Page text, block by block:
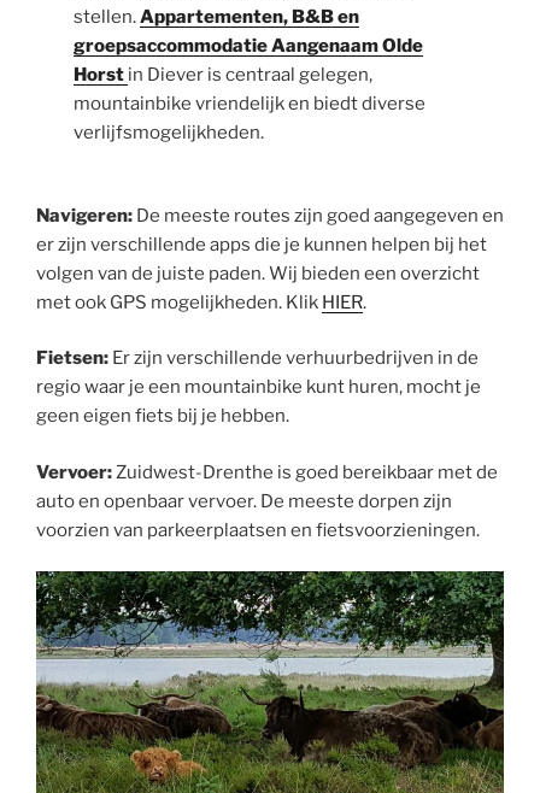
stellen.Appartementen, B&B en
groepsaccommodatie Aangenaam Olde
Horst in Diever is centraal gelegen,
mountainbike vriendelijk en biedt diverse
verlijfsmogelijkheden.
Navigeren: De meeste routes zijn goed aangegeven en
er zijn verschillende apps die je kunnen helpen bij het
volgen van de juiste paden. Wij bieden een overzicht
met ook GPS mogelijkheden. Klik HIER.
Fietsen: Er zijn verschillende verhuurbedrijven in de
regio waar je een mountainbike kunt huren, mocht je
geen eigen fiets bij je hebben.
Vervoer:Zuidwest-Drenthe is goed bereikbaar met de
auto en openbaar vervoer. De meeste dorpen zijn
voorzien van parkeerplaatsen en fietsvoorzieningen.